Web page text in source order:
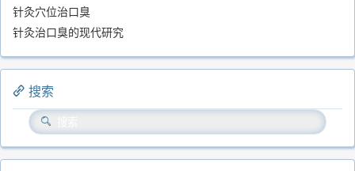
针灸穴位治口臭
针灸治口臭的现代研究
搜索